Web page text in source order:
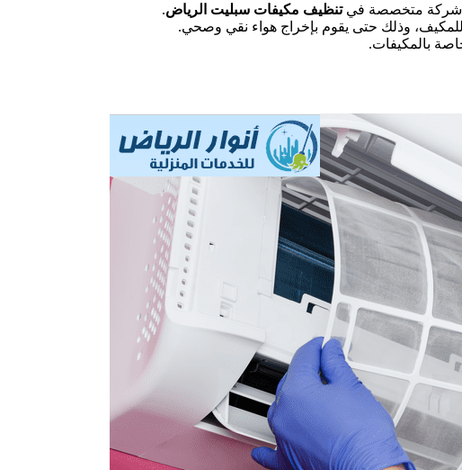
شركة متخصصة فيتنظيف مكيفات سبليت الرياض.
وذلك حتى يقوم بإخراج هواء نقي وصحي.
بالمكيفات.